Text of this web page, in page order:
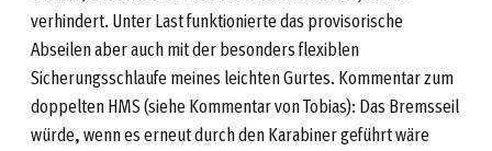
verhindert. Unter Last funktionierte das provisorische
Abseilen aber auch mit der besonders flexiblen
Sicherungsschlaufe meines leichten Gurtes. Kommentar zum
doppelten HMS (siehe Kommentar von Tobias): Das Bremsseil
würde, wenn es erneut durch den Karabiner geführt wäre